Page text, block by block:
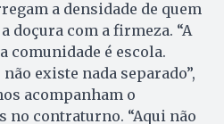
a densidade de quem
doçura com a firmeza. “A
comunidade é escola.
existe nada separado”,
acompanham o
no contraturno. “Aqui não